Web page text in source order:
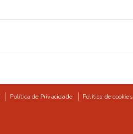
Política de Privacidade Política de cookies